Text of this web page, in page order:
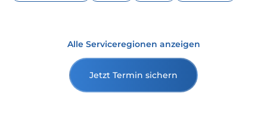
Alle Serviceregionen anzeigen
Jetzt Termin sichern